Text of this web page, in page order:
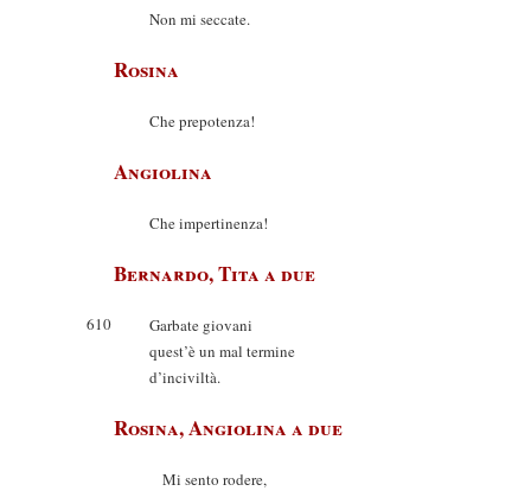
Non mi seccate.
Rosina
Che prepotenza!
Angiolina
Che impertinenza!
Bernardo, Tita a due
610
Garbate giovani
quest’è un mal termine
d’inciviltà.
Rosina, Angiolina a due
Mi sento rodere,